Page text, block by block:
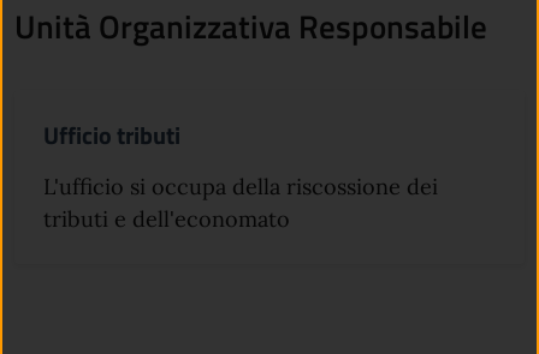
Unità Organizzativa Responsabile
Ufficio tributi
L'ufficio si occupa della riscossione dei
tributi e dell'economato